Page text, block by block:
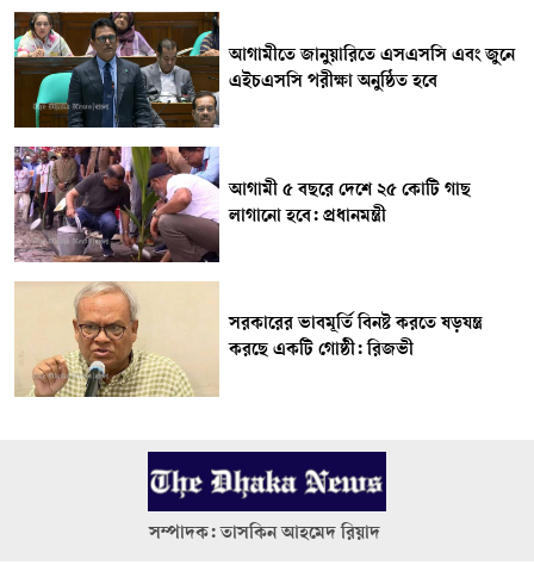
আগামীতে জানুয়ারিতে এসএসসি এবং জুনে
এইচএসসি পরীক্ষা অনুষ্ঠিত হবে
আগামী ৫ বছরে দেশে ২৫ কোটি গাছ
লাগানো হবে: প্রধানমন্ত্রী
সরকারের ভাবমূর্তি বিনষ্ট করতে ষড়যন্ত্র
করছে একটি গোষ্ঠী: রিজভী
সম্পাদক: তাসকিন আহমেদ রিয়াদ